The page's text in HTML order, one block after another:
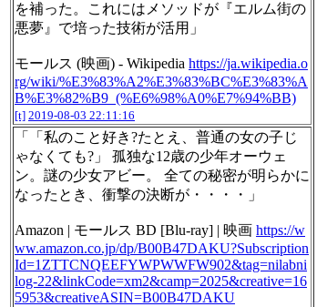
を補った。これにはメソッドが『エルム街の
悪夢』で培った技術が活用」
モールス (映画) - Wikipedia https://ja.wikipedia.o
rg/wiki/%E3%83%A2%E3%83%BC%E3%83%A
B%E3%82%B9_(%E6%98%A0%E7%94%BB)
[t] 2019-08-03 22:11:16
「「私のこと好き?たとえ、普通の女の子じ
ゃなくても?」 孤独な12歳の少年オーウェ
ン。謎の少女アビー。 全ての秘密が明らかに
なったとき、衝撃の決断が・・・・」
Amazon | モールス BD [Blu-ray] | 映画 https://w
ww.amazon.co.jp/dp/B00B47DAKU?Subscription
Id=1ZTTCNQEEFYWPWWFW902&tag=nilabni
log-22&linkCode=xm2&camp=2025&creative=16
5953&creativeASIN=B00B47DAKU